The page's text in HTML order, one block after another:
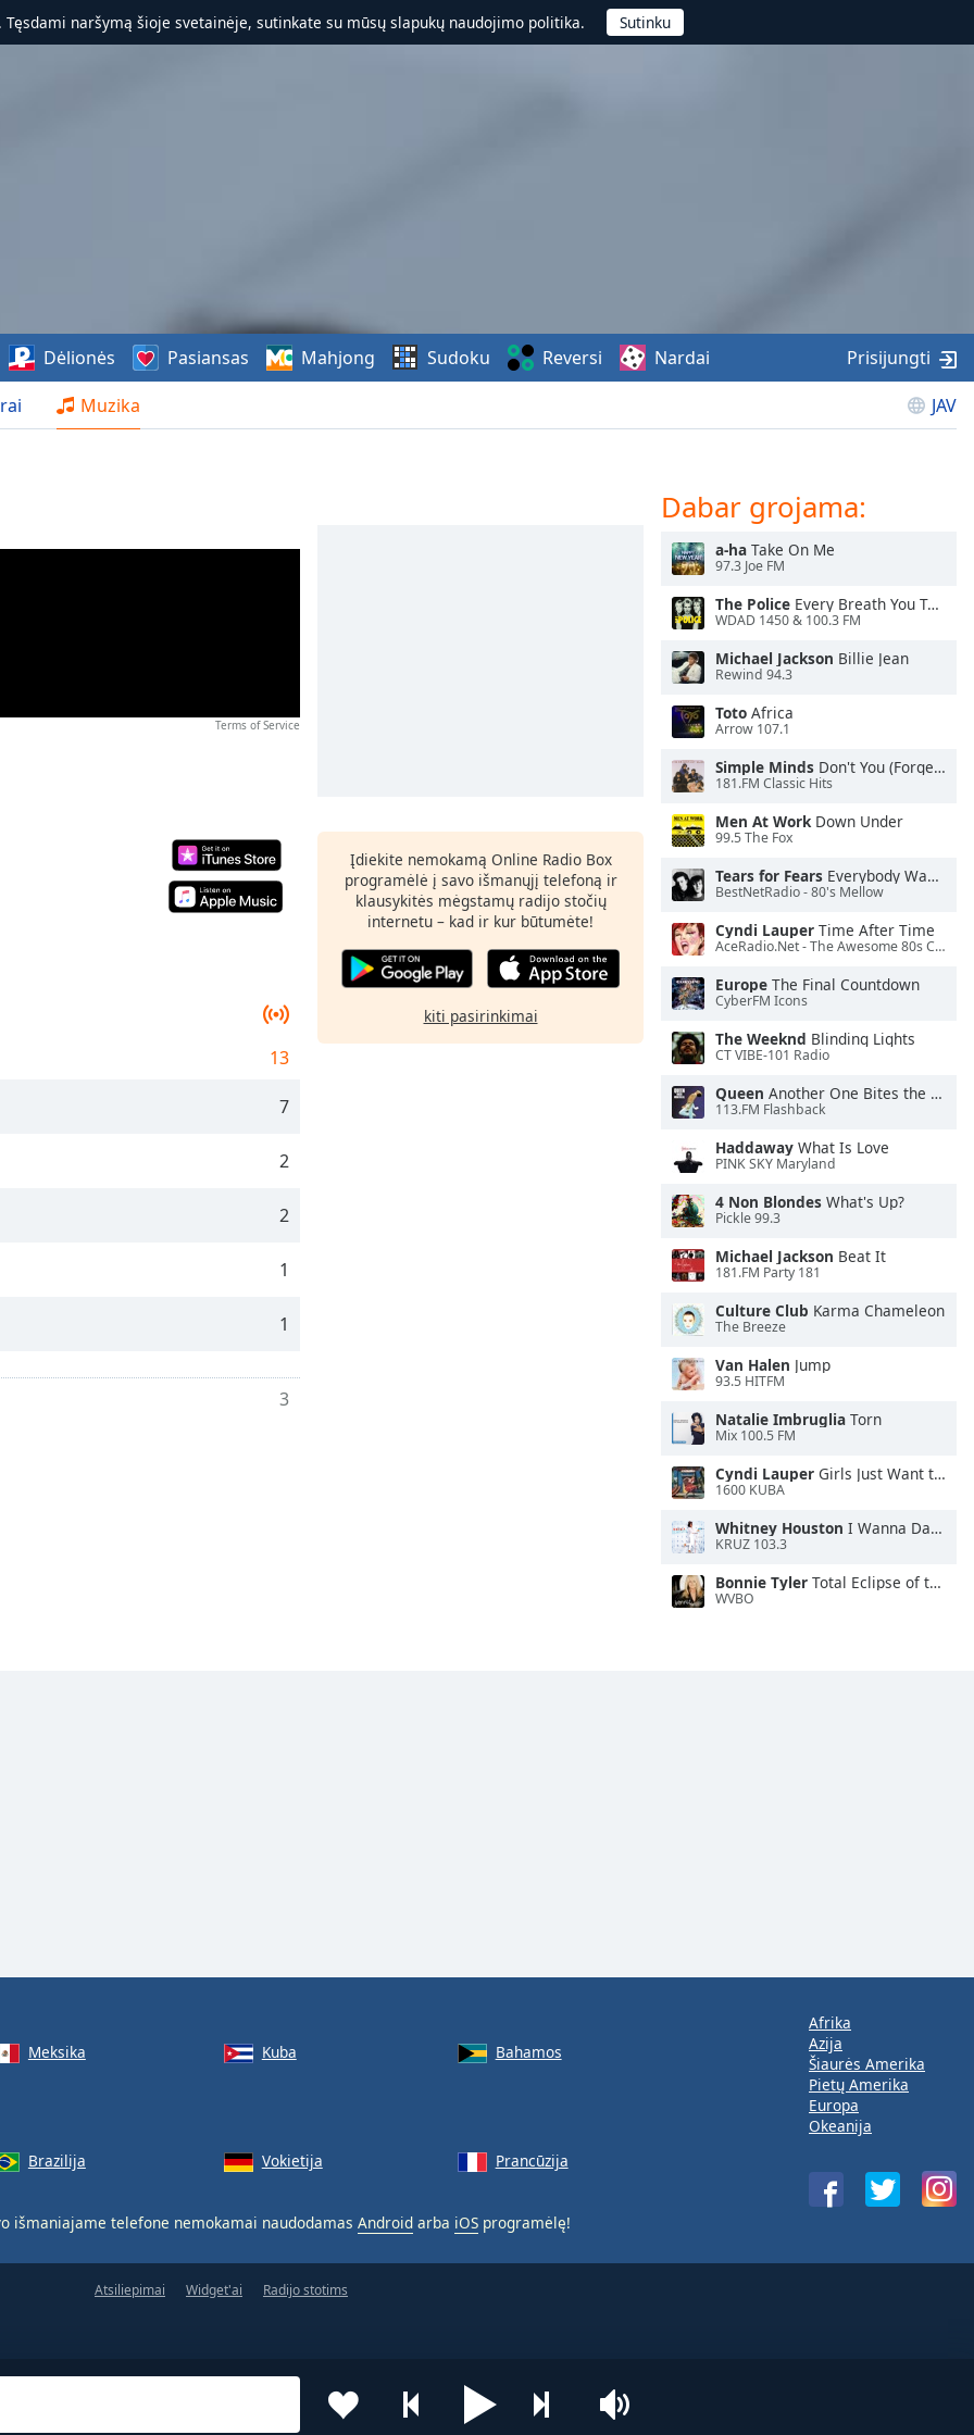
. Tęsdami naršymą šioje svetainėje, sutinkate su mūsų slapukų naudojimo politika.
Muzika JAV
Dėlionės Pasiansas Mahjong Sudoku Reversi Nardai Prisijungti
Terms of Service
13
7
2
2
1
1
3
Įdiekite nemokamą Online Radio Box
programėlė į savo išmanųjį telefoną ir
klausykitės mėgstamų radijo stočių
internetu – kad ir kur būtumėte!
kiti pasirinkimai
Dabar grojama:
a-ha Take On Me
97.3 Joe FM
The Police Every Breath You Take
WDAD 1450 & 100.3 FM
Michael Jackson Billie Jean
Rewind 94.3
Toto Africa
Arrow 107.1
Simple Minds Don't You (Forget About Me)
181.FM Classic Hits
Men At WorkDown Under
99.5 The Fox
Tears for Fears Everybody Wants To Rule the World
BestNetRadio - 80's Mellow
Cyndi Lauper Time After Time
AceRadio.Net - The Awesome 80s Channel
Europe The Final Countdown
CyberFM Icons
The Weeknd Blinding Lights
CT VIBE-101 Radio
Queen Another One Bites the Dust
113.FM Flashback
Haddaway What Is Love
PINK SKY Maryland
4 Non Blondes What's Up?
Pickle 99.3
Michael Jackson Beat It
181.FM Party 181
Culture Club Karma Chameleon
The Breeze
Van Halen Jump
93.5 HITFM
Natalie Imbruglia Torn
Mix 100.5 FM
Cyndi Lauper Girls Just Want to Have Fun
1600 KUBA
Whitney Houston I Wanna Dance With Somebody
KRUZ 103.3
Bonnie Tyler Total Eclipse of the Heart
WVBO
Meksika Kuba
Bahamos
Brazilija Vokietija Prancūzija
išmaniajame telefone nemokamai naudodamas Android arba iOS programėlę!
Afrika
Azija
Šiaurės Amerika
Pietų Amerika
Europa
Okeanija
Atsiliepimai Widget'ai Radijo stotims